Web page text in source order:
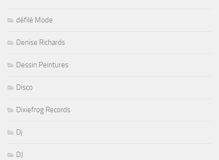
défilé Mode
Denise Richards
Dessin Peintures
Disco
Dixiefrog Records
Dj
DJ